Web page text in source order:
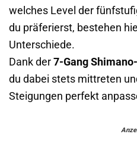
welches Level der
du präferierst, bestehen
Unterschiede.
Dank der 7-Gang
du dabei stets mittreten
Steigungen perfekt